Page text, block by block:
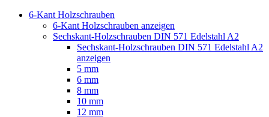
6-Kant Holzschrauben
6-Kant Holzschrauben anzeigen
Sechskant-Holzschrauben DIN 571 Edelstahl A2
Sechskant-Holzschrauben DIN 571 Edelstahl A2
anzeigen
5 mm
6 mm
8 mm
10 mm
12 mm